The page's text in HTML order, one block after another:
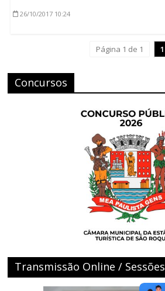
26/10/2017 10:24
Página 1 de 1 1
Concursos
Transmissão Online / Sessões